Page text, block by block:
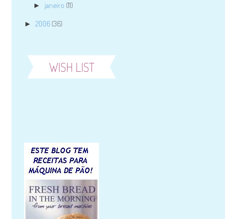
► janeiro (11)
► 2006 (36)
WISH LIST